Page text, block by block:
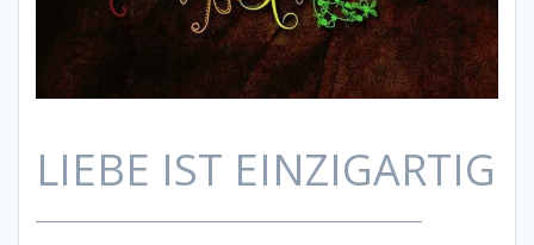
LIEBE IST EINZIGARTIG